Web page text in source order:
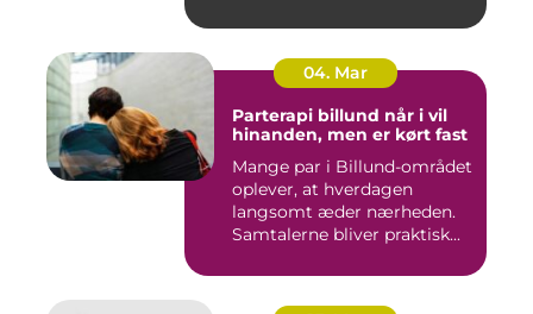
04. Mar
Parterapi billund når i vil
hinanden, men er kørt fast
Mange par i Billund-området
oplever, at hverdagen
langsomt æder nærheden.
Samtalerne bliver praktisk...